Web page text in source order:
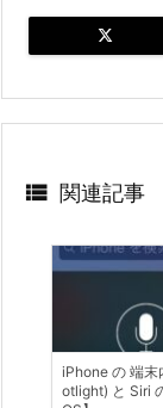
 関連記事
iPhone の 端末
otlight) と Siri